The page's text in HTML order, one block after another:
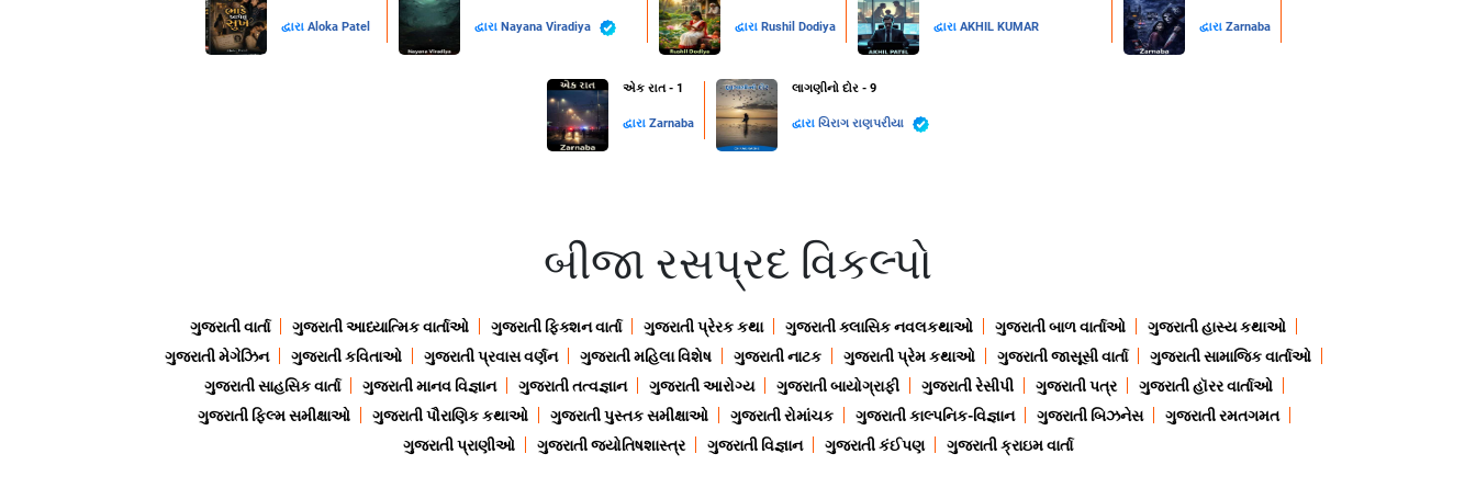
દ્વારા Aloka Patel દ્વારા Nayana Viradiya દ્વારા Rushil Dodiya દ્વારા AKHIL KUMAR દ્વારા Zarnaba
એક રાત - 1
દ્વારા Zarnaba
લાગણીનો દોર - 9
દ્વારા ચિરાગ રાણપરીયા
બીજા રસપ્રદ વિકલ્પો
ગુજરાતી વાર્તા ગુજરાતી આધ્યાત્મિક વાર્તાઓ ગુજરાતી ફિક્શન વાર્તા ગુજરાતી પ્રેરક કથા ગુજરાતી ક્લાસિક નવલકથાઓ ગુજરાતી બાળ વાર્તાઓ
ગુજરાતી હાસ્ય કથાઓ
ગુજરાતી મેગેઝિન
ગુજરાતી કવિતાઓ ગુજરાતી પ્રવાસ વર્ણન ગુજરાતી મહિલા વિશેષ ગુજરાતી નાટક ગુજરાતી પ્રેમ કથાઓ ગુજરાતી જાસૂસી વાર્તા
ગુજરાતી સામાજિક વાર્તાઓ
ગુજરાતી સાહસિક વાર્તા
ગુજરાતી માનવ વિજ્ઞાન ગુજરાતી તત્વજ્ઞાન ગુજરાતી આરોગ્ય ગુજરાતી બાયોગ્રાફી ગુજરાતી રેસીપી ગુજરાતી પત્ર
ગુજરાતી હૉરર વાર્તાઓ
ગુજરાતી ફિલ્મ સમીક્ષાઓ
ગુજરાતી પૌરાણિક કથાઓ ગુજરાતી પુસ્તક સમીક્ષાઓ ગુજરાતી રોમાંચક ગુજરાતી કાલ્પનિક-વિજ્ઞાન ગુજરાતી બિઝનેસ
ગુજરાતી રમતગમત
ગુજરાતી પ્રાણીઓ
ગુજરાતી જ્યોતિષશાસ્ત્ર ગુજરાતી વિજ્ઞાન ગુજરાતી કંઈપણ ગુજરાતી ક્રાઇમ વાર્તા